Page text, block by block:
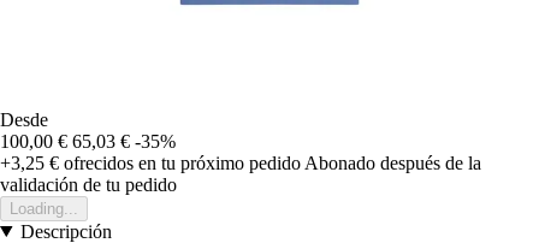
Desde
100,00 € 65,03 € -35%
+3,25 € ofrecidos en tu próximo pedido Abonado después de la
validación de tu pedido
Loading...
Descripción